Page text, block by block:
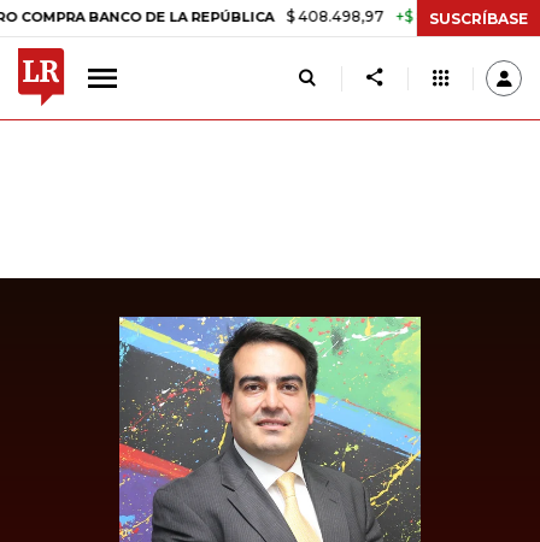
BANCO DE LA REPÚBLICA $ 408.498,97 +$ 8.753,81 +2,19%
SUSCRÍBASE